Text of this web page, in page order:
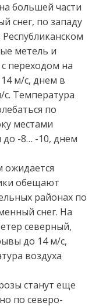
большей части
снег, по западу
метель и
переходом на
м/с, днем в
Температура
по
местами
до -8… -10, днем
ожидается
обещают
районах по
снег. На
северный,
до 14 м/с,
воздуха
станут еще
по северо-